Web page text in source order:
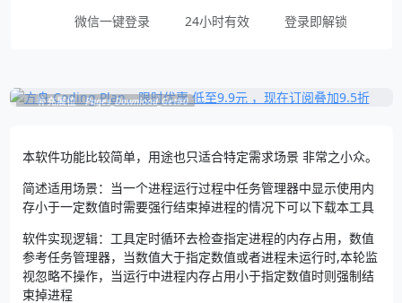
微信一键登录 24小时有效 登录即解锁
补充展位 Pages_Download_Get#0
本软件功能比较简单，用途也只适合特定需求场景 非常之小众。
简述适用场景：当一个进程运行过程中任务管理器中显示使用内
存小于一定数值时需要强行结束掉进程的情况下可以下载本工具
软件实现逻辑：工具定时循环去检查指定进程的内存占用，数值
参考任务管理器，当数值大于指定数值或者进程未运行时,本轮监
视忽略不操作，当运行中进程内存占用小于指定数值时则强制结
束掉进程